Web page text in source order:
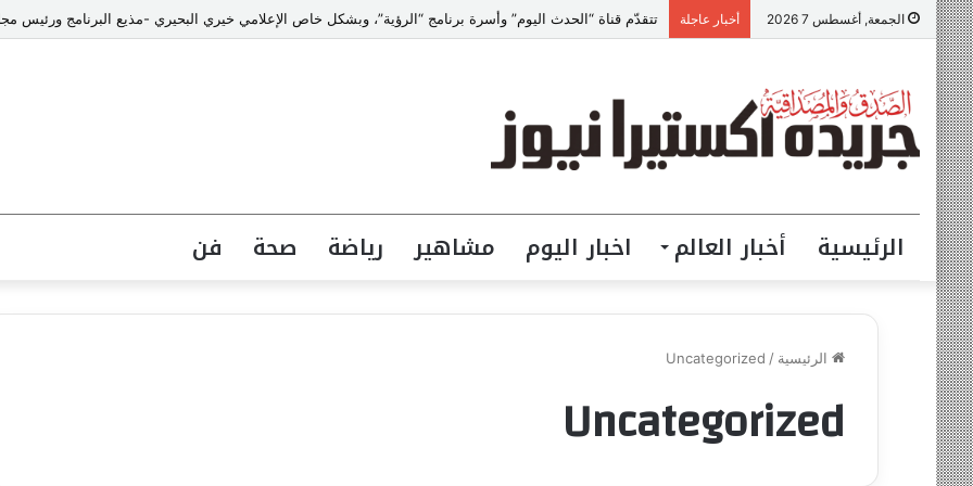
الجمعة, أغسطس 7 2026 أخبار عاجلة
الرئيسية أخبار العالم اخبار اليوم مشاهير رياضة صحة فن
الرئيسية /
Uncategorized
Uncategorized